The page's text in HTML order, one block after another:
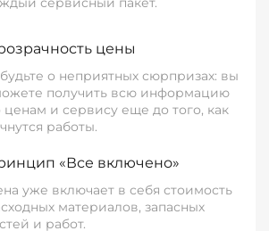
цены
о неприятных сюрпризах: вы
получить всю информацию
ценам и сервису еще до того, как
работы.
«Все включено»
уже включает в себя стоимость
материалов, запасных
и работ.